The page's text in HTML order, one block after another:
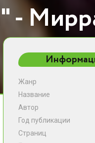
Жанр
Название
Автор
Год публикации
Страниц